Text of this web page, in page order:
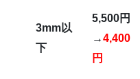
3mm以
下
5,500円
→4,400
円